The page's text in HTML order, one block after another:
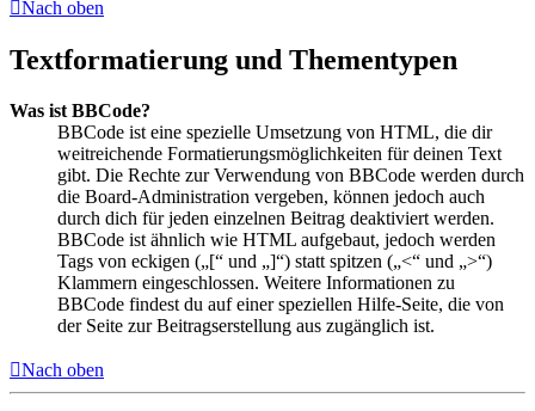
Nach oben
Textformatierung und Thementypen
Was ist BBCode?
BBCode ist eine spezielle Umsetzung von HTML, die dir
weitreichende Formatierungsmöglichkeiten für deinen Text
gibt. Die Rechte zur Verwendung von BBCode werden durch
die Board-Administration vergeben, können jedoch auch
durch dich für jeden einzelnen Beitrag deaktiviert werden.
BBCode ist ähnlich wie HTML aufgebaut, jedoch werden
Tags von eckigen („[“ und „]“) statt spitzen („<“ und „>“)
Klammern eingeschlossen. Weitere Informationen zu
BBCode findest du auf einer speziellen Hilfe-Seite, die von
der Seite zur Beitragserstellung aus zugänglich ist.
Nach oben